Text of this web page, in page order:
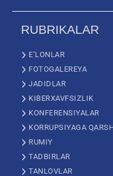
RUBRIKALAR
E’LONLAR
FOTOGALEREYA
JADIDLAR
KIBERXAVFSIZLIK
KONFERENSIYALAR
KORRUPSIYAGA
RUMIY
TADBIRLAR
TANLOVLAR